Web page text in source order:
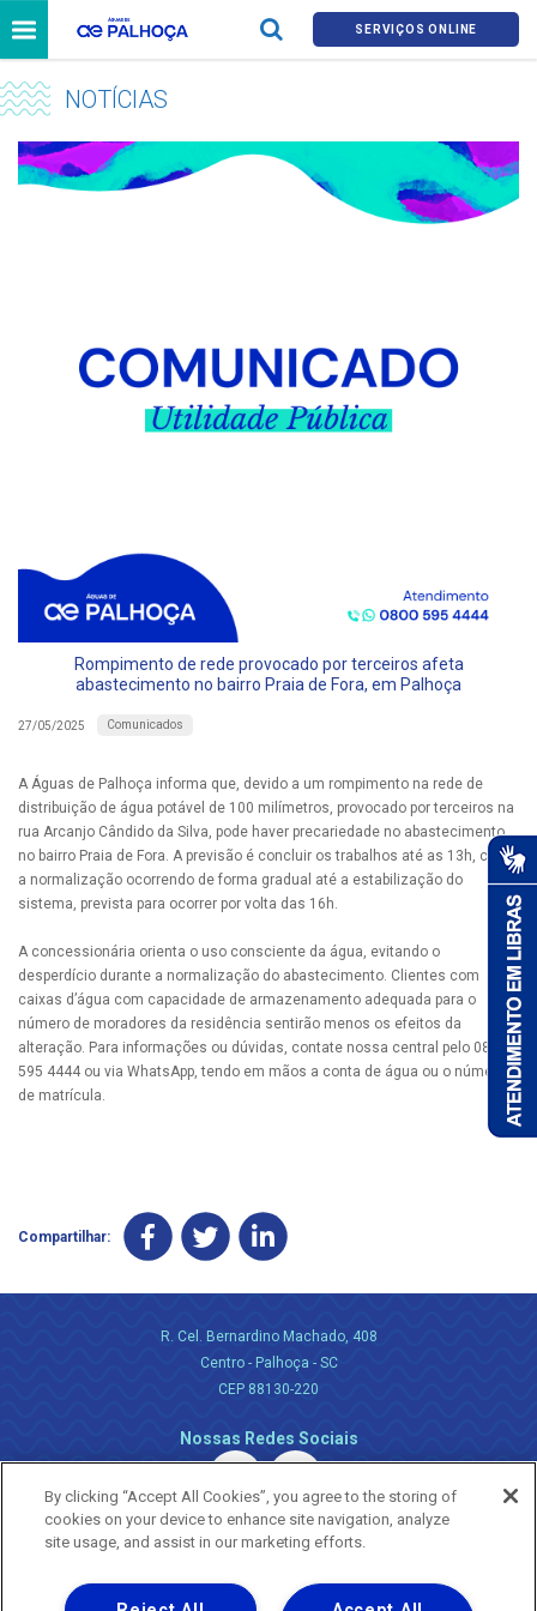
SERVIÇOS ONLINE
NOTÍCIAS
Rompimento de rede provocado por terceiros afeta
abastecimento no bairro Praia de Fora, em Palhoça
27/05/2025 Comunicados
A Águas de Palhoça informa que, devido a um rompimento na rede de
distribuição de água potável de 100 milímetros, provocado por terceiros na
rua Arcanjo Cândido da Silva, pode haver precariedade no abastecimento
no bairro Praia de Fora. A previsão é concluir os trabalhos até as 13h, com
a normalização ocorrendo de forma gradual até a estabilização do
sistema, prevista para ocorrer por volta das 16h.
A concessionária orienta o uso consciente da água, evitando o
desperdício durante a normalização do abastecimento. Clientes com
caixas d’água com capacidade de armazenamento adequada para o
número de moradores da residência sentirão menos os efeitos da
alteração. Para informações ou dúvidas, contate nossa central pelo 0800
595 4444 ou via WhatsApp, tendo em mãos a conta de água ou o número
de matrícula.
Compartilhar:
R. Cel. Bernardino Machado, 408
Centro - Palhoça - SC
CEP 88130-220
Nossas Redes Sociais
By clicking “Accept All Cookies”, you agree to the storing of
cookies on your device to enhance site navigation, analyze
site usage, and assist in our marketing efforts.